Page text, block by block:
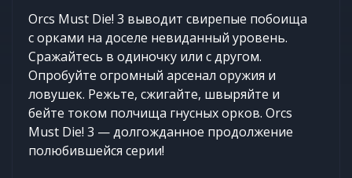
Orcs Must Die! 3 выводит свирепые побоища
с орками на доселе невиданный уровень.
Сражайтесь в одиночку или с другом.
Опробуйте огромный арсенал оружия и
ловушек. Режьте, сжигайте, швыряйте и
бейте током полчища гнусных орков. Orcs
Must Die! 3 — долгожданное продолжение
полюбившейся серии!